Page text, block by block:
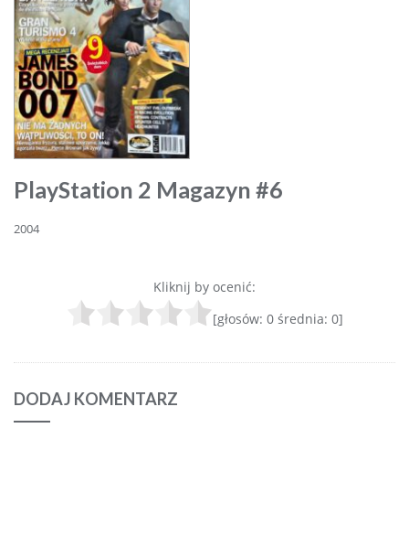
PlayStation 2 Magazyn #6
2004
Kliknij by ocenić:
[głosów: 0średnia: 0]
DODAJ KOMENTARZ